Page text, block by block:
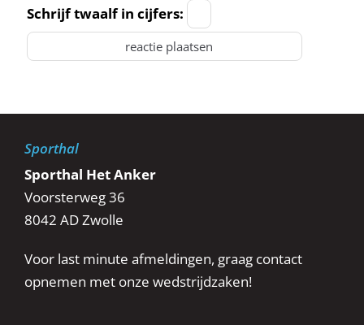
Schrijf twaalf in cijfers:
Sporthal
Sporthal Het Anker
Voorsterweg 36
8042 AD Zwolle
Voor last minute afmeldingen, graag contact
opnemen met onze wedstrijdzaken!